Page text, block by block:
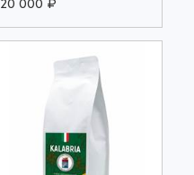
20 000 ₽